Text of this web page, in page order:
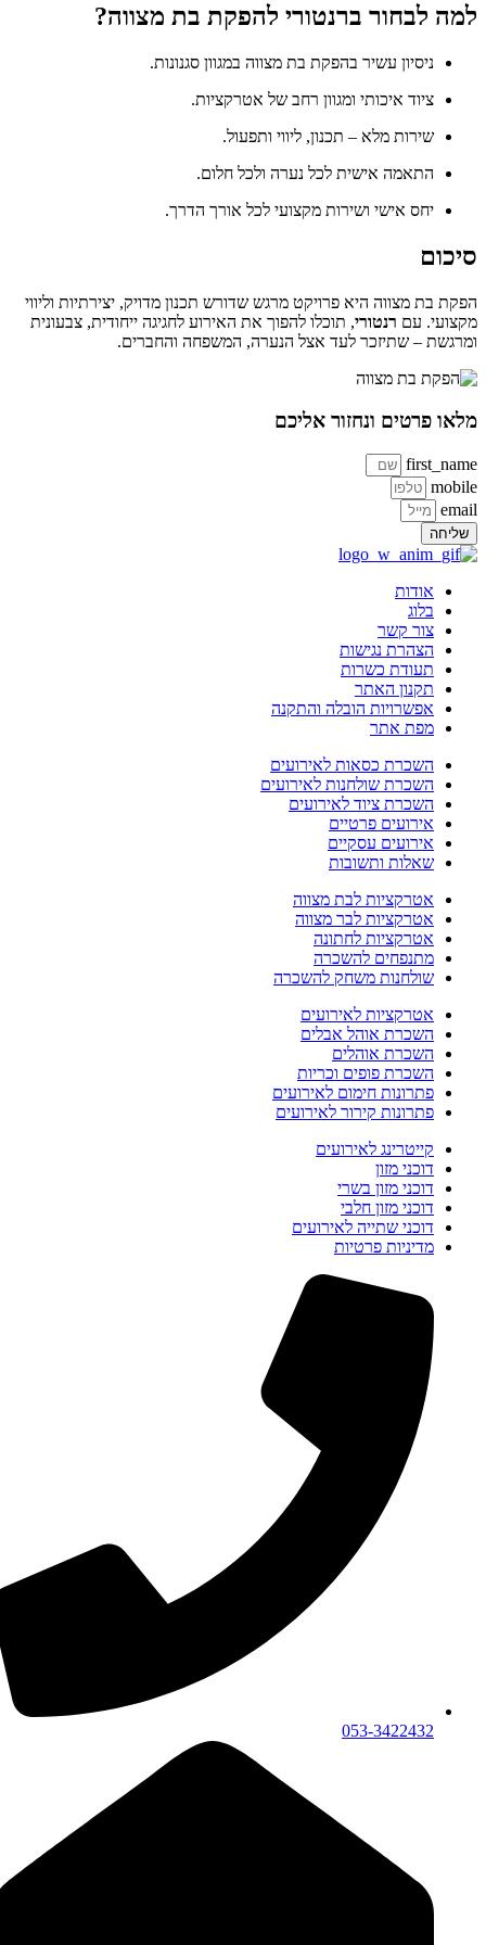
למה לבחור ברנטורי להפקת בת מצווה?
ניסיון עשיר בהפקת בת מצווה במגוון סגנונות.
ציוד איכותי ומגוון רחב של אטרקציות.
שירות מלא – תכנון, ליווי ותפעול.
התאמה אישית לכל נערה ולכל חלום.
יחס אישי ושירות מקצועי לכל אורך הדרך.
סיכום
הפקת בת מצווה היא פרויקט מרגש שדורש תכנון מדויק, יצירתיות וליווי
מקצועי. עםרנטורי, תוכלו להפוך את האירוע לחגיגה ייחודית, צבעונית
ומרגשת – שתיזכר לעד אצל הנערה, המשפחה והחברים.
מלאו פרטים ונחזור אליכם
first_name
mobile
email
שליחה
אודות
בלוג
צור קשר
הצהרת נגישות
תעודת כשרות
תקנון האתר
אפשרויות הובלה והתקנה
מפת אתר
השכרת כסאות לאירועים
השכרת שולחנות לאירועים
השכרת ציוד לאירועים
אירועים פרטיים
אירועים עסקיים
שאלות ותשובות
אטרקציות לבת מצווה
אטרקציות לבר מצווה
אטרקציות לחתונה
מתנפחים להשכרה
שולחנות משחק להשכרה
אטרקציות לאירועים
השכרת אוהל אבלים
השכרת אוהלים
השכרת פופים וכריות
פתרונות חימום לאירועים
פתרונות קירור לאירועים
קייטרינג לאירועים
דוכני מזון
דוכני מזון בשרי
דוכני מזון חלבי
דוכני שתייה לאירועים
מדיניות פרטיות
053-3422432